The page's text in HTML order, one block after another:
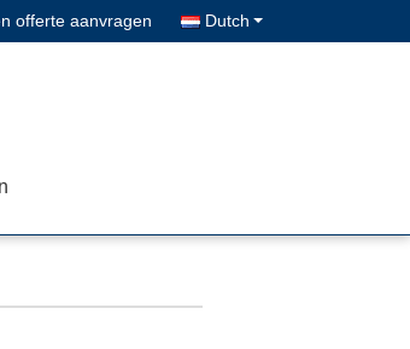
offerte aanvragen Dutch